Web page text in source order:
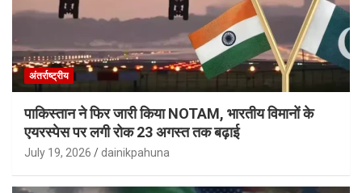
अंतर्राष्ट्रीय
पाकिस्तान ने फिर जारी किया NOTAM, भारतीय विमानों के
एयरस्पेस पर लगी रोक 23 अगस्त तक बढ़ाई
July 19, 2026 dainikpahuna